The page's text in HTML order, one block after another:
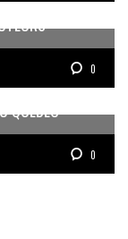
0
QUÉBEC
0